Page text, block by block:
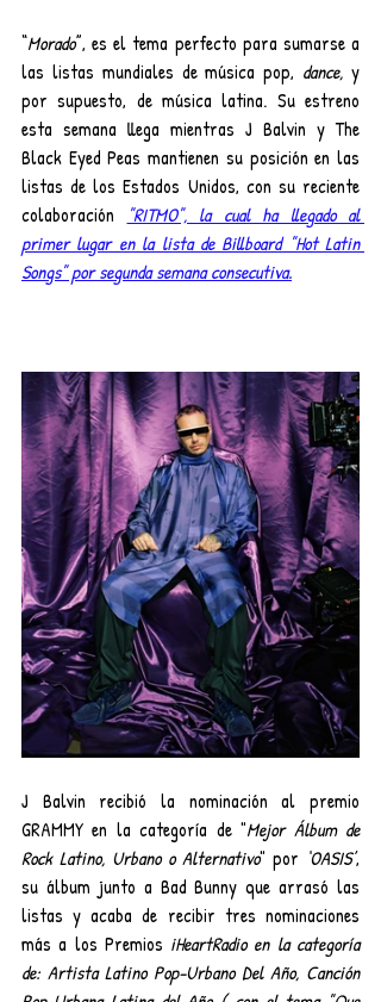
“Morado”, es el tema perfecto para sumarse a
las listas mundiales de música pop, dance, y
por supuesto, de música latina. Su estreno
esta semana llega mientras J Balvin y The
Black Eyed Peas mantienen su posición en las
listas de los Estados Unidos, con su reciente
colaboración
"RITMO", la cual ha llegado al
primer lugar en la lista de Billboard "Hot Latin
Songs" por segunda semana consecutiva.
J Balvin recibió la nominación al premio
GRAMMY en la categoría de "Mejor Álbum de
Rock Latino, Urbano o Alternativo" por ‘OASIS’,
su álbum junto a Bad Bunny que arrasó las
listas y acaba de recibir tres nominaciones
más a los Premios iHeartRadio en la categoría
de: Artista Latino Pop-Urbano Del Año, Canción